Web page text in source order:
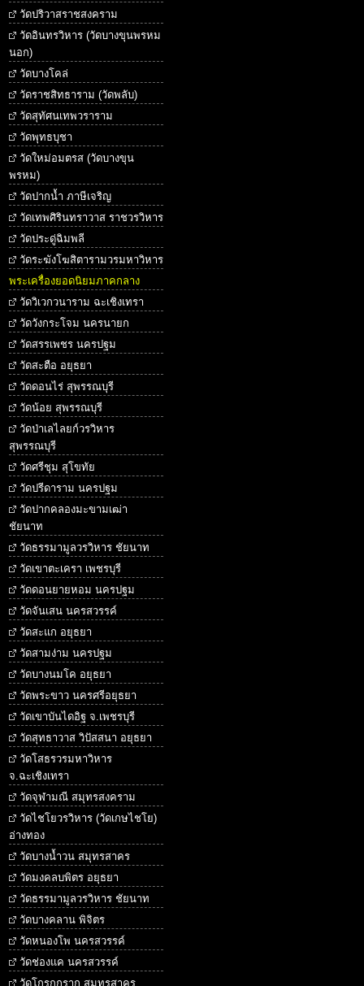
วัดปริวาสราชสงคราม
วัดอินทรวิหาร (วัดบางขุนพรหม
นอก)
วัดบางโคล่
วัดราชสิทธาราม (วัดพลับ)
วัดสุทัศนเทพวราราม
วัดพุทธบุชา
วัดใหม่อมตรส (วัดบางขุน
พรหม)
วัดปากน้ำ ภาษีเจริญ
วัดเทพศิรินทราวาส ราชวรวิหาร
วัดประดู่ฉิมพลี
วัดระฆังโฆสิตารามวรมหาวิหาร
พระเครื่องยอดนิยมภาคกลาง
วัดวิเวกวนาราม ฉะเชิงเทรา
วัดวังกระโจม นครนายก
วัดสรรเพชร นครปฐม
วัดสะตือ อยุธยา
วัดดอนไร่ สุพรรณบุรี
วัดน้อย สุพรรณบุรี
วัดป่าเลไลยก์วรวิหาร
สุพรรณบุรี
วัดศรีชุม สุโขทัย
วัดปรีดาราม นครปฐม
วัดปากคลองมะขามเฒ่า
ชัยนาท
วัดธรรมามูลวรวิหาร ชัยนาท
วัดเขาตะเครา เพชรบุรี
วัดดอนยายหอม นครปฐม
วัดจันเสน นครสวรรค์
วัดสะแก อยุธยา
วัดสามง่าม นครปฐม
วัดบางนมโค อยุธยา
วัดพระขาว นครศรีอยุธยา
วัดเขาบันไดอิฐ จ.เพชรบุรี
วัดสุทธาวาส วิปัสสนา อยุธยา
วัดโสธรวรมหาวิหาร
จ.ฉะเชิงเทรา
วัดจุฬามณี สมุทรสงคราม
วัดไชโยวรวิหาร (วัดเกษไชโย)
อ่างทอง
วัดบางน้ำวน สมุทรสาคร
วัดมงคลบพิตร อยุธยา
วัดธรรมามูลวรวิหาร ชัยนาท
วัดบางคลาน พิจิตร
วัดหนองโพ นครสวรรค์
วัดช่องแค นครสวรรค์
วัดโกรกกราก สมุทรสาคร